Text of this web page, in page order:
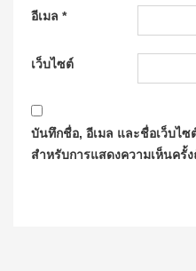
อีเมล *
เว็บไซต์
บันทึกชื่อ, อีเมล และชื่อเว็บไ
สำหรับการแสดงความเห็นครั้ง